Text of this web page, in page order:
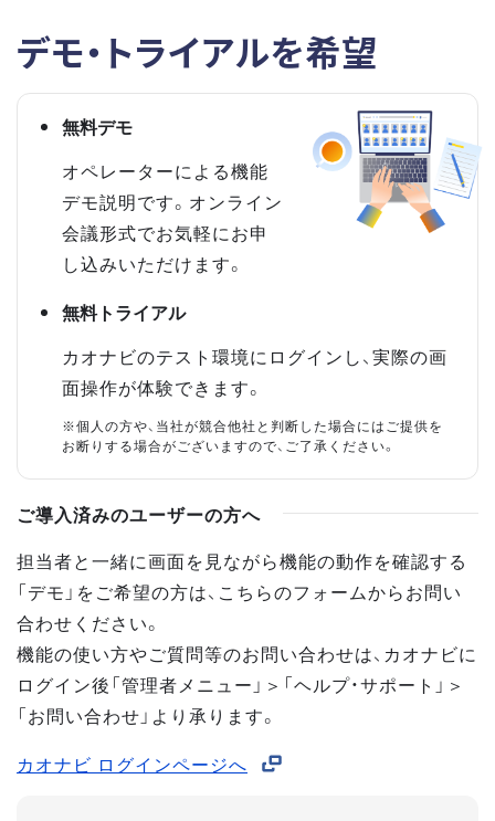
デモ・トライアルを希望
無料デモ
オペレーターによる機能
デモ説明です。オンライン
会議形式でお気軽にお申
し込みいただけます。
無料トライアル
カオナビのテスト環境にログインし、実際の画
面操作が体験できます。
※個人の方や、当社が競合他社と判断した場合にはご提供を
お断りする場合がございますので、ご了承ください。
ご導入済みのユーザーの方へ
担当者と一緒に画面を見ながら機能の動作を確認する
「デモ」をご希望の方は、こちらのフォームからお問い
合わせください。
機能の使い方やご質問等のお問い合わせは、カオナビに
ログイン後「管理者メニュー」＞「ヘルプ・サポート」＞
「お問い合わせ」より承ります。
カオナビ ログインページへ